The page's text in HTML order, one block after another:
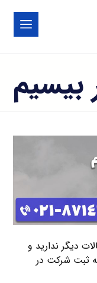
دیگر ندارید و
ثبت شرکت در